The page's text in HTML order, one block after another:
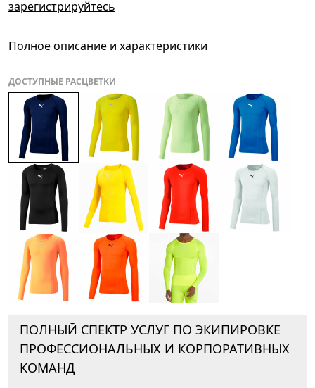
зарегистрируйтесь
Полное описание и характеристики
ДОСТУПНЫЕ РАСЦВЕТКИ
ПОЛНЫЙ СПЕКТР УСЛУГ ПО ЭКИПИРОВКЕ
ПРОФЕССИОНАЛЬНЫХ И КОРПОРАТИВНЫХ
КОМАНД